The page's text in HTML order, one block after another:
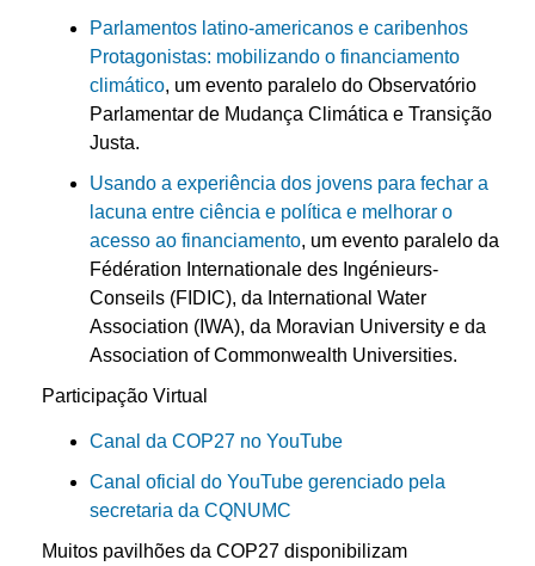
Parlamentos latino-americanos e caribenhos
Protagonistas: mobilizando o financiamento
climático, um evento paralelo do Observatório
Parlamentar de Mudança Climática e Transição
Justa.
Usando a experiência dos jovens para fechar a
lacuna entre ciência e política e melhorar o
acesso ao financiamento, um evento paralelo da
Fédération Internationale des Ingénieurs-
Conseils (FIDIC), da International Water
Association (IWA), da Moravian University e da
Association of Commonwealth Universities.
Participação Virtual
Canal da COP27 no YouTube
Canal oficial do YouTube gerenciado pela
secretaria da CQNUMC
Muitos pavilhões da COP27 disponibilizam